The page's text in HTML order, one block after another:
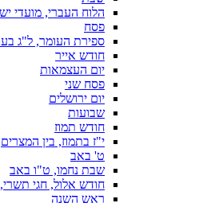
הלוח העברי, מועדי
פסח
ספירת העומר, ל"ג
חודש אייר
יום העצמאות
פסח שני
יום ירושלים
שבועות
חודש תמוז
י"ז בתמוז, בין המצרים
ט' באב
שבת נחמו, ט"ו באב
חודש אלול, חגי
ראש השנה